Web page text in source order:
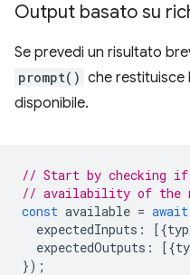
Output basato su
Se prevedi un risultato
prompt() che restituisce
disponibile.
// Start by checking if
// availability of the
const available = await
expectedInputs : [{
expectedOutputs : [{
});